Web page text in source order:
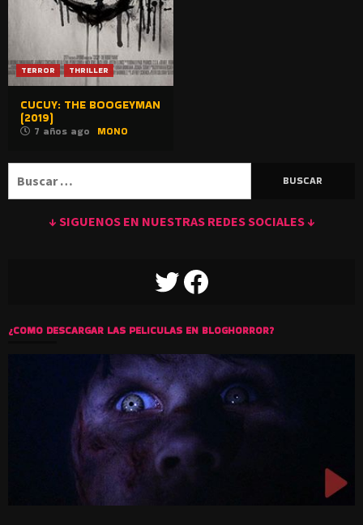
TERROR THRILLER
CUCUY: THE BOOGEYMAN
(2019)
7 años ago MONO
↓ SIGUENOS EN NUESTRAS REDES SOCIALES ↓
TWITTERFACEBOOK
¿COMO DESCARGAR LAS PELICULAS EN BLOGHORROR?